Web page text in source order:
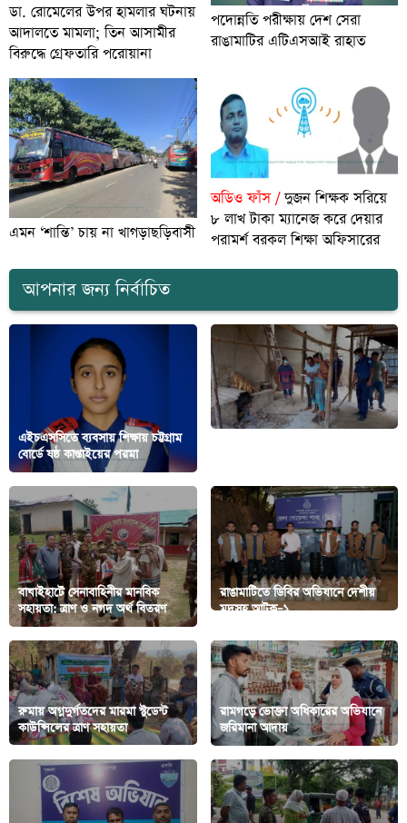
ডা. রোমেলের উপর হামলার ঘটনায়
আদালতে মামলা; তিন আসামীর
বিরুদ্ধে গ্রেফতারি পরোয়ানা
পদোন্নতি পরীক্ষায় দেশ সেরা
রাঙামাটির এটিএসআই রাহাত
এমন ‘শান্তি’ চায় না খাগড়াছড়িবাসী
অডিও ফাঁস /দুজন শিক্ষক সরিয়ে
৮ লাখ টাকা ম্যানেজ করে দেয়ার
পরামর্শ বরকল শিক্ষা অফিসারের
আপনার জন্য নির্বাচিত
এইচএসসিতে ব্যবসায় শিক্ষায় চট্টগ্রাম
বোর্ডে ষষ্ঠ কাপ্তাইয়ের পরমা
বাঘাইহাটে সেনাবাহিনীর মানবিক
সহায়তা: ত্রাণ ও নগদ অর্থ বিতরণ
রাঙামাটিতে ডিবির অভিযানে দেশীয়
মদসহ আটক–১
রুমায় অগ্নদুর্গতদের মারমা স্টুডেন্ট
কাউন্সিলের ত্রাণ সহায়তা
রামগড়ে ভোক্তা অধিকারের অভিযানে
জরিমানা আদায়